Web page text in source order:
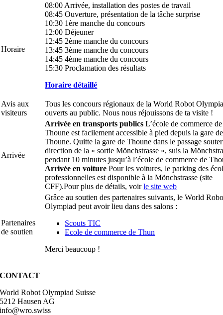
Horaire
08:00 Arrivée, installation des postes de travail
08:45 Ouverture, présentation de la tâche surprise
10:30 1ère manche du concours
12:00 Déjeuner
12:45 2ème manche du concours
13:45 3ème manche du concours
14:45 4ème manche du concours
15:30 Proclamation des résultats
Horaire détaillé
Avis aux
visiteurs
Tous les concours régionaux de la World Robot
ouverts au public. Nous nous réjouissons de ta visite !
Arrivée
Arrivée en transports publics L’école de commerce de
Thoune est facilement accessible à pied depuis la gare de
Thoune. Quitte la gare de Thoune dans le passage
direction de la « sortie Mönchstrasse », suis la
pendant 10 minutes jusqu’à l’école de commerce de
Arrivée en voiture Pour les voitures, le parking des
professionnelles est disponible à la Mönchstrasse (site
CFF).Pour plus de détails, voirle site web
Partenaires
de soutien
Grâce au soutien des partenaires suivants, le World
Olympiad peut avoir lieu dans des salons :
Scouts TIC
Ecole de commerce de Thun
Merci beaucoup !
CONTACT
World Robot Olympiad Suisse
5212 Hausen AG
info@wro.swiss